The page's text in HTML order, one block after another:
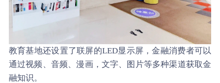
教育基地还设置了联屏的LED显示屏，金融消费者可以
通过视频、音频、漫画，文字、图片等多种渠道获取金
融知识。